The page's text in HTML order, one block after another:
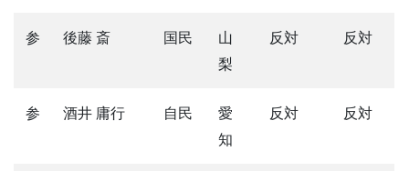
参 後藤 斎 国民
山
梨
反対 反対
参 酒井 庸行 自民
愛
知
反対 反対